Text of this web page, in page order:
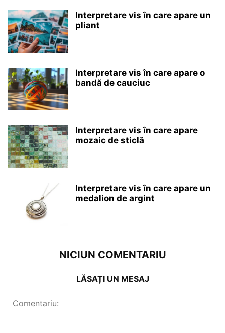
Interpretare vis în care apare un
pliant
Interpretare vis în care apare o
bandă de cauciuc
Interpretare vis în care apare
mozaic de sticlă
Interpretare vis în care apare un
medalion de argint
NICIUN COMENTARIU
LĂSAȚI UN MESAJ